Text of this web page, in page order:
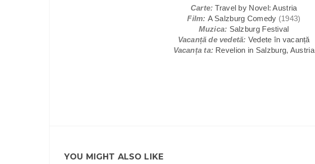
Carte: Travel by Novel: Austria
Film: A Salzburg Comedy (1943)
Muzica: Salzburg Festival
Vacanță de vedetă: Vedete în vacanță
Vacanța ta: Revelion in Salzburg, Austria
YOU MIGHT ALSO LIKE